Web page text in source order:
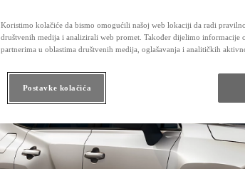
Koristimo kolačiće da bismo omogućili našoj web lokaciji da radi
društvenih medija i analizirali web promet. Također dijelimo informacije
partnerima u oblastima društvenih medija, oglašavanja i analitičkih
Postavke kolačića